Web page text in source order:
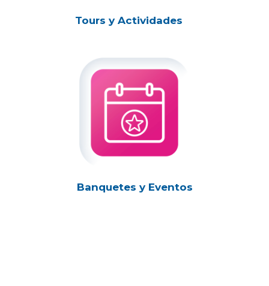
Tours y Actividades
Banquetes y Eventos